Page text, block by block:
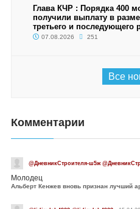
Глава КЧР : Порядка 400
получили выплату в
третьего и последующего
07.08.2026 251
Все
Комментарии
@ДневникСтроителя-ш5ж
Молодец
Альберт Кенжев вновь признан лучший